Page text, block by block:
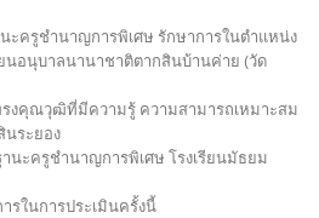
นะครูชำนาญการพิเศษ รักษาการในตำแหน่ง
นอนุบาลนานาชาติตากสินบ้านค่าย (วัด
งคุณวุฒิที่มีความรู้ ความสามารถเหมาะสม
นระยอง
นะครูชำนาญการพิเศษ โรงเรียนมัธยม
รในการประเมินครั้งนี้